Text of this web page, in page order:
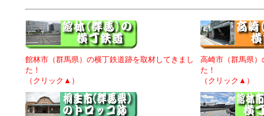
館林市（群馬県）の横丁鉄道跡を取材してきまし
た！
（クリック▲）
高崎市（群馬県
た！
（クリック▲）